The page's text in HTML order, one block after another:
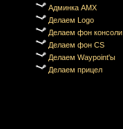
Админка AMX
Делаем Logo
Делаем фон консоли
Делаем фон CS
Делаем Waypoint'ы
Делаем прицел